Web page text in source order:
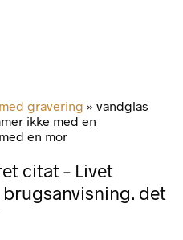
gravering » vandglas
ikke med en
en mor
citat – Livet
det